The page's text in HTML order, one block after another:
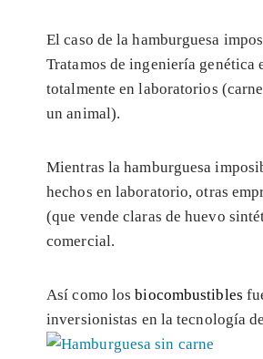
El caso de la hamburguesa
Tratamos de ingeniería genética
totalmente en laboratorios
un animal).
Mientras la hamburguesa
hechos en laboratorio, otras
(que vende claras de huevo
comercial.
Así como losbiocombustibles
inversionistas en la tecnología